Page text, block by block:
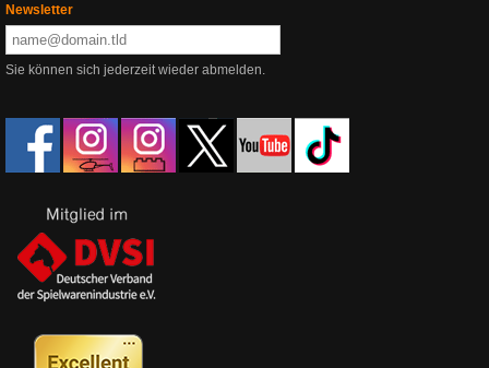
Newsletter
Sie können sich jederzeit wieder abmelden.